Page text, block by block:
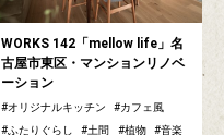
WORKS 142「mellow life」名
古屋市東区・マンションリノベ
ーション
オリジナルキッチン
カフェ風
ふたりぐらし
土間 植物 音楽